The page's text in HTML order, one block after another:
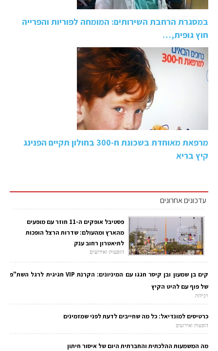
במסגרת הרחבת השירותים: המומחה לפוריות והפרייה
חוץ גופית,…
מרפאת מאוחדת בשכונת ח-300 בחולון תקיים הפנינג
קיץ בריא
עדכונים אחרונים
פסטיבל אופקים ה-11 חוזר עם מופעים
מהארץ ומהעולם: שדרות הרצל הופכות
לתיאטרון רחוב ענק
הופעות ואירועים
קים בן שמעון ובן קיסר חגגו עם המיניונים: הקרנת VIP חגיגית לרגל השת"פ
של פוף עם להיט הקיץ
רכילות
כרטיסים למונדיאל: כל מה שחייבים לדעת לפני שמזמינים
הופעות ואירועים
מה המשמעות ההלכתית והחברתית היום של איסור חיתון